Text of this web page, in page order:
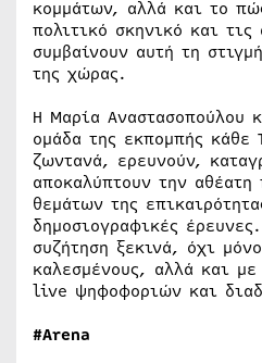
κομμάτων, αλλά και το
πολιτικό σκηνικό και τις
συμβαίνουν αυτή τη
της χώρας.
Η Μαρία Αναστασοπούλου
ομάδα της εκπομπής κάθε
ζωντανά, ερευνούν,
αποκαλύπτουν την
θεμάτων της
δημοσιογραφικές
συζήτηση ξεκινά, όχι
καλεσμένους, αλλά και
live ψηφοφοριών και
#Arena